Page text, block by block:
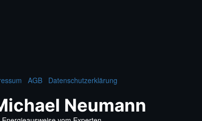
AGB Datenschutzerklärung
Neumann